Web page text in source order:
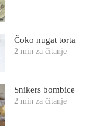
Čoko nugat torta
2 min za čitanje
Snikers bombice
2 min za čitanje